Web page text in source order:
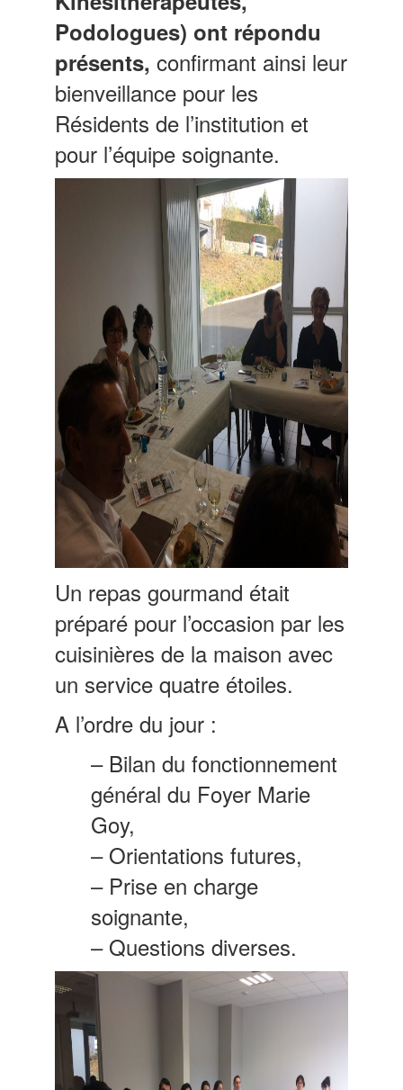
Podologues) ont répondu
présents, confirmant ainsi leur
bienveillance pour les
Résidents de l’institution et
pour l’équipe soignante.
Un repas gourmand était
préparé pour l’occasion par les
cuisinières de la maison avec
un service quatre étoiles.
A l’ordre du jour :
– Bilan du fonctionnement
général du Foyer Marie
Goy,
– Orientations futures,
– Prise en charge
soignante,
– Questions diverses.